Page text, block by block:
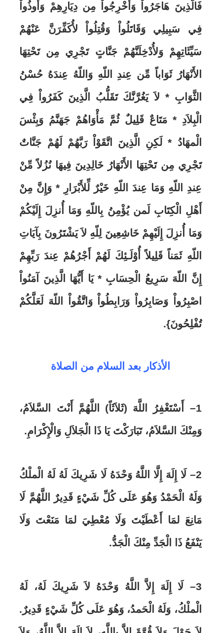
فَالَّذِينَ هَاجَرُواْ وَأُخْرِجُواْ مِن دِيَارِهِمْ وَأُوذُواْ
فِي سَبِيلِي وَقَاتَلُواْ وَقُتِلُواْ لأُكَفِّرَنَّ عَنْهُمْ
سَيِّئَاتِهِمْ وَلأُدْخِلَنَّهُمْ جَنَّاتٍ تَجْرِي مِن تَحْتِهَا
الأَنْهَارُ ثَوَاباً مِّن عِندِ اللّهِ وَاللّهُ عِندَهُ حُسْنُ
الثَّوَابِ* لاَ يَغُرَّنَّكَ تَقَلُّبُ الَّذِينَ كَفَرُواْ فِي
الْبِلاَدِ *مَتَاعٌ قَلِيلٌ ثُمَّ مَأْوَاهُمْ جَهَنَّمُ وَبِئْسَ
الْمهَادُ * لَكِنِ الَّذِينَ اتَّقَوْاْ رَبَّهُمْ لَهُمْ جَنَّاتٌ
تَجْرِي مِن تَحْتِهَا الأَنْهَارُ خَالِدِينَ فِيهَا نُزُلاً مِّنْ
عِندِ اللّهِ وَمَا عِندَ اللّهِ خَيْرٌ لِّلأَبْرَارِ * وَإِنَّ مِنْ
أَهْلِ الْكِتَابِ لَمن يُؤْمِنُ بِاللّهِ وَمَا أُنزِلَ إِلَيْكُمْ
وَمَا أُنزِلَ إِلَيْهِمْ خَاشِعِينَ لِلّهِ لاَ يَشْتَرُونَ بِآيَاتِ
اللّهِ ثَمَناً قَلِيلاً أُوْلَـئِكَ لَهُمْ أَجْرُهُمْ عِندَ رَبِّهِمْ
إِنَّ اللّهَ سَرِيعُ الْحِسَابِ *يَا أَيُّهَا الَّذِينَ آمَنُواْ
اصْبِرُواْ وَصَابِرُواْ وَرَابِطُواْ وَاتَّقُواْ اللّهَ لَعَلَّكُمْ
تُفْلِحُونَ}.
الأذكار بعد السلام من الصلاة
1– أَسْتَغْفِرُ اللَّهَ (ثَلاَثَاً) اللَّهُمَّ أَنْتَ السَّلاَمُ،
وَمِنْكَ السَّلاَمُ، تَبَارَكْتَ يَا ذَا الْجَلاَلِ وَالْإِكْرَامِ.
2
– لَا إِلَهَ إِلَّا اللَّهُ وَحْدَهُ لَا شَرِيكَ لَهُ لَهُ الْملْكُ
وَلَهُ الْحَمْدُ وَهُوَ عَلَى كُلِّ شَيْءٍ قَدِيرٌ اللَّهُمَّ لَا
مَانِعَ لمَا أَعْطَيْتَ وَلَا مُعْطِيَ لمَا مَنَعْتَ وَلَا
يَنْفَعُ ذَا الْجَدِّ مِنْكَ الْجَدُّ.
3– لَا إِلَهَ إِلاَّ اللَّهُ وَحْدَهُ لاَ شَرِيكَ لَهُ، لَهُ
الْملْكُ، وَلَهُ الْحَمدُ، وَهُوَ عَلَى كُلِّ شَيْءٍ قَدِيرٌ.